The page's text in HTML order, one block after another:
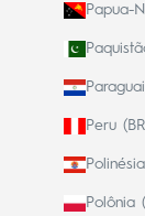
Papua-
Peru
Polônia